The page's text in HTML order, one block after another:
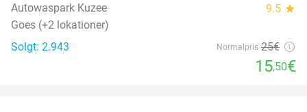
Autowaspark Kuzee 9.5 star
Goes (+2 lokationer)
Solgt: 2.943
Normalpris 25€
15,50€